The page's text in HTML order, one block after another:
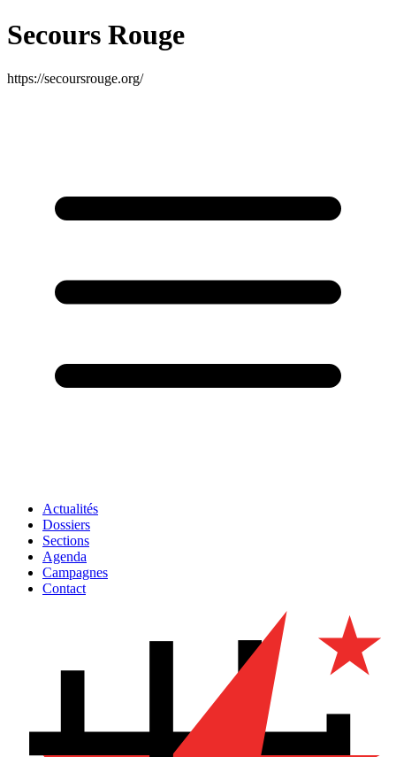
Secours Rouge
https://secoursrouge.org/
Actualités
Dossiers
Sections
Agenda
Campagnes
Contact